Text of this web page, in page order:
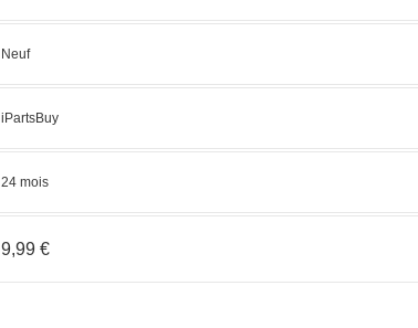
Neuf
iPartsBuy
24 mois
9,99 €